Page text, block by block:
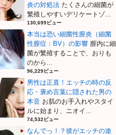
炎の対処法 たくさんの細菌が
繁殖しやすいデリケートゾ...
130,699ビュー
本当は恐い細菌性膣炎（細菌
性膣症：BV）の影響 膣内に細
菌が繁殖することで、おりも
のから...
96,229ビュー
男性は正直！エッチの時の反
応・褒め言葉に隠された男の
本音 お肌のお手入れやスタイ
ルに始まり、ニオイ...
74,532ビュー
なんでっ！？彼がエッチの途